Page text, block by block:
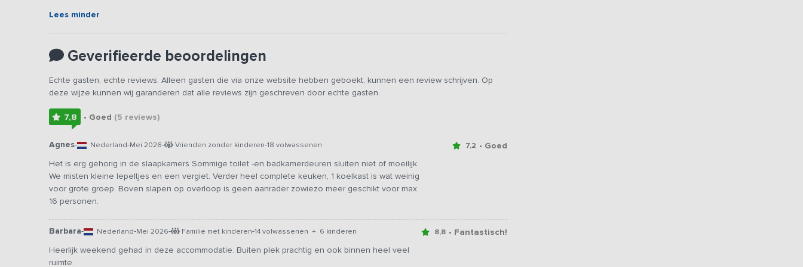
De accommodatie is voorzien van 9 slaapkamers (waarvan een grote 4-persoons slaapzolder). In totaal zijn er 4
badkamer. Via de entresol kom je op de overloop van de andere kant van het huis met toegang tot twee grote
slaapkamers en een badkamer. Op de tweede verdieping vind je nog een slaapkamer, badkamer en een kleine
slaapkamer nog een open slaap-speelzolder met twee 2-persoons bedstedes is (4 personen in totaal).
Via de grote openslaande deuren kom je in de tuin. Je hebt een eigen terras met enorme tuintafel, parasols en een
paar ligstoelen. Daarnaast is er een schuur/garage waar je de sauna vindt en in een andere ruimte een poolbiljart. Om
Gratis gebruik van een strandcabine op het strand van Oostkapelle is inbegrepen!
Lees minder
Geverifieerde beoordelingen
Echte gasten, echte reviews. Alleen gasten die via onze website hebben geboekt, kunnen een review schrijven. Op
deze wijze kunnen wij garanderen dat alle reviews zijn geschreven door echte gasten.
7,8 • Goed (5 reviews)
Agnes- Nederland-Mei 2026- Vrienden zonder kinderen-18 volwassenen 7,2 • Goed
Het is erg gehorig in de slaapkamers Sommige toilet -en badkamerdeuren sluiten niet of moeilijk.
We misten kleine lepeltjes en een vergiet. Verder heel complete keuken, 1 koelkast is wat weinig
voor grote groep. Boven slapen op overloop is geen aanrader zowiezo meer geschikt voor max
16 personen.
Barbara- Nederland-Mei 2026- Familie met kinderen-14 volwassenen + 6 kinderen 8,8 • Fantastisch!
Heerlijk weekend gehad in deze accommodatie. Buiten plek prachtig en ook binnen heel veel
ruimte.